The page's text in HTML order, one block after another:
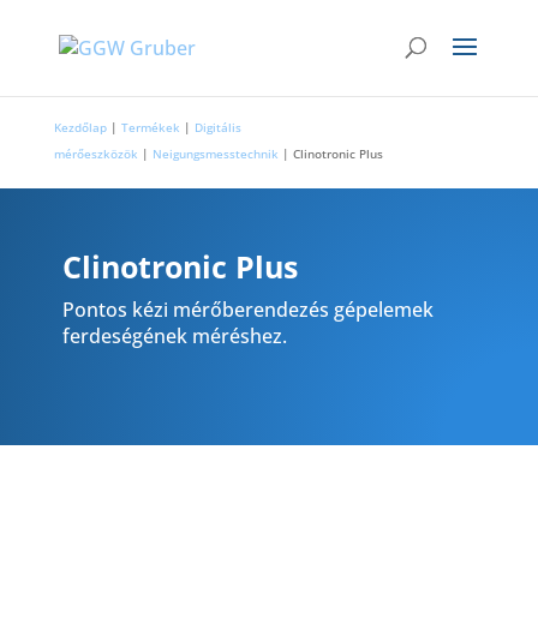
Kezdőlap| Termékek | Digitális
mérőeszközök | Neigungsmesstechnik | Clinotronic Plus
Clinotronic Plus
Pontos kézi mérőberendezés gépelemek
ferdeségének méréshez.